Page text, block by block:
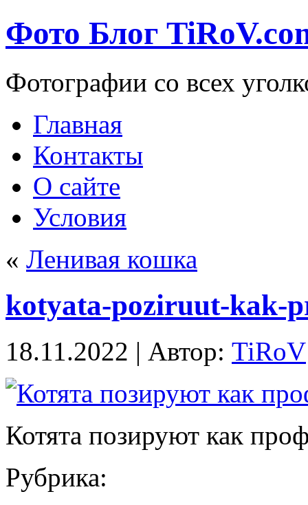
Фото Блог
Фотографии со всех
Главная
Контакты
О сайте
Условия
« Ленивая кошка
kotyata-poziruut-kak-
18.11.2022 | Автор: TiRoV
Котята позируют как
Рубрика: